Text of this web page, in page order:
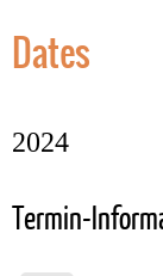
Dates
2024
Termin-